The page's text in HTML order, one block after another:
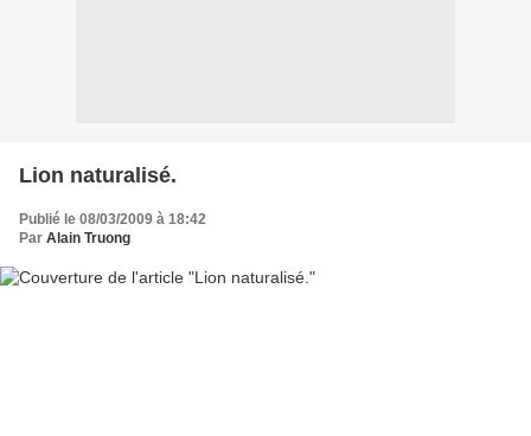
Lion naturalisé.
Publié le 08/03/2009 à 18:42
Par Alain Truong